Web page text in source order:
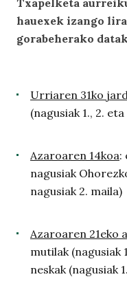
Txapelketa
hauexek izango
gorabeherako
Urriaren 31ko
(nagusiak 1., 2.
Azaroaren 14koa:
nagusiak
nagusiak 2. maila)
Azaroaren 21eko
mutilak (nagusiak
neskak (nagusiak